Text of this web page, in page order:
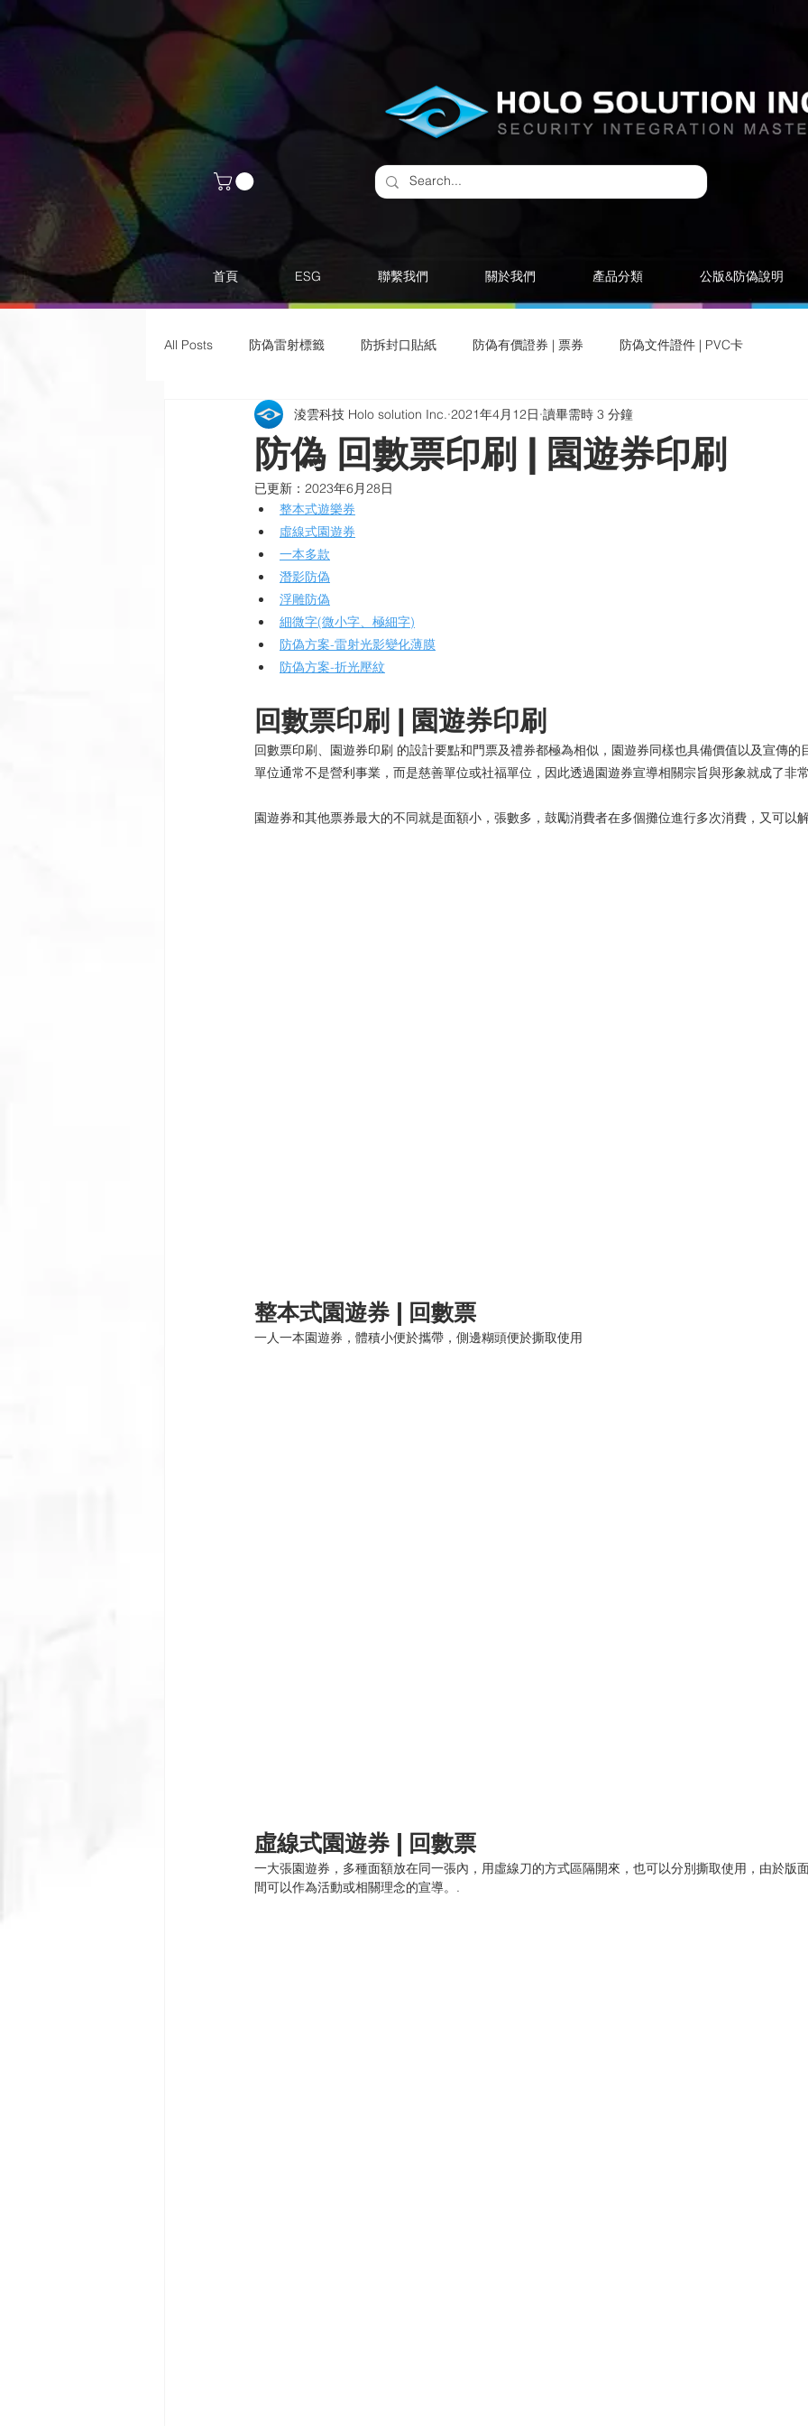
首頁 ESG 聯繫我們 關於我們 產品分類 公版&防偽說明
All Posts 防偽雷射標籤 ​防拆封口貼紙 防偽有價證券 | 票券 防偽文件證件 | PVC卡
包裝貼紙 | 酒標 | 紙盒 雷射銘版貼片 防偽油墨與印刷 QR Code防偽系統
製程與設備 插畫海報卡片印刷 | 折光壓紋
防偽 回數票印刷 | 園遊券印刷
淩雲科技 Holo solution Inc. 2021年4月12日 讀畢需時 3 分鐘
已更新： 2023年6月28日
整本式遊樂券
虛線式園遊券
一本多款
潛影防偽
浮雕防偽
細微字(微小字、極細字)
防偽方案-雷射光影變化薄膜
防偽方案-折光壓紋
回數票印刷 | 園遊券印刷
回數票印刷、園遊券印刷 的設計要點和門票及禮券都極為相似，園遊券同樣也具備價值以及宣傳的
單位通常不是營利事業，而是慈善單位或社福單位，因此透過園遊券宣導相關宗旨與形象就成了非常
園遊券和其他票券最大的不同就是面額小，張數多，鼓勵消費者在多個攤位進行多次消費，又可以
整本式園遊券 | 回數票
一人一本園遊券，體積小便於攜帶，側邊糊頭便於撕取使用
虛線式園遊券 | 回數票
一大張園遊券，多種面額放在同一張內，用虛線刀的方式區隔開來，也可以分別撕取使用，由於版
間可以作為活動或相關理念的宣導。.